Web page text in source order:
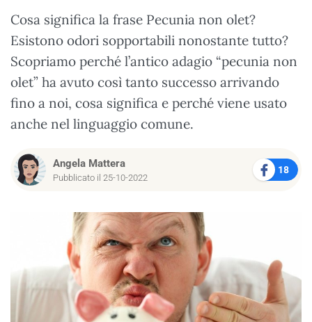
Cosa significa la frase Pecunia non olet?
Esistono odori sopportabili nonostante tutto?
Scopriamo perché l’antico adagio “pecunia non
olet” ha avuto così tanto successo arrivando
fino a noi, cosa significa e perché viene usato
anche nel linguaggio comune.
Angela Mattera
Pubblicato il 25-10-2022
18